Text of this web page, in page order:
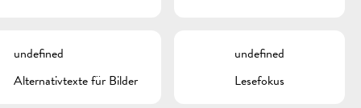
undefined
Alternativtexte für Bilder
undefined
Lesefokus